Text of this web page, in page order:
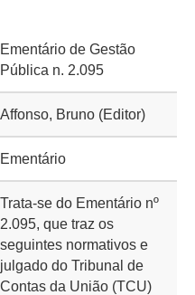
Ementário de Gestão
Pública n. 2.095
Affonso, Bruno (Editor)
Ementário
Trata-se do Ementário nº
2.095, que traz os
seguintes normativos e
julgado do Tribunal de
Contas da União (TCU)